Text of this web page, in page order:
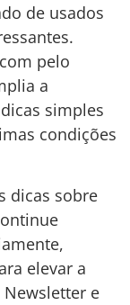
de usados
pelo
a
simples
condições
dicas sobre
elevar a
e